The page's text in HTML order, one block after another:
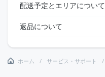
配送予定とエリアについて
返品について
ホーム サービス・サポート